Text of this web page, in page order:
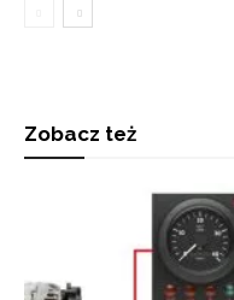
Zobacz też